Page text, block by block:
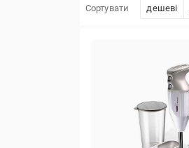
Сортувати дешеві